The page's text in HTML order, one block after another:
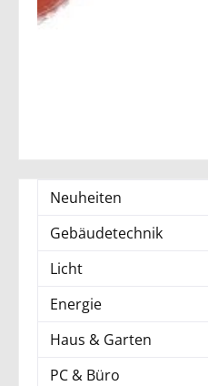
Neuheiten
Gebäudetechnik
Licht
Energie
Haus & Garten
PC & Büro